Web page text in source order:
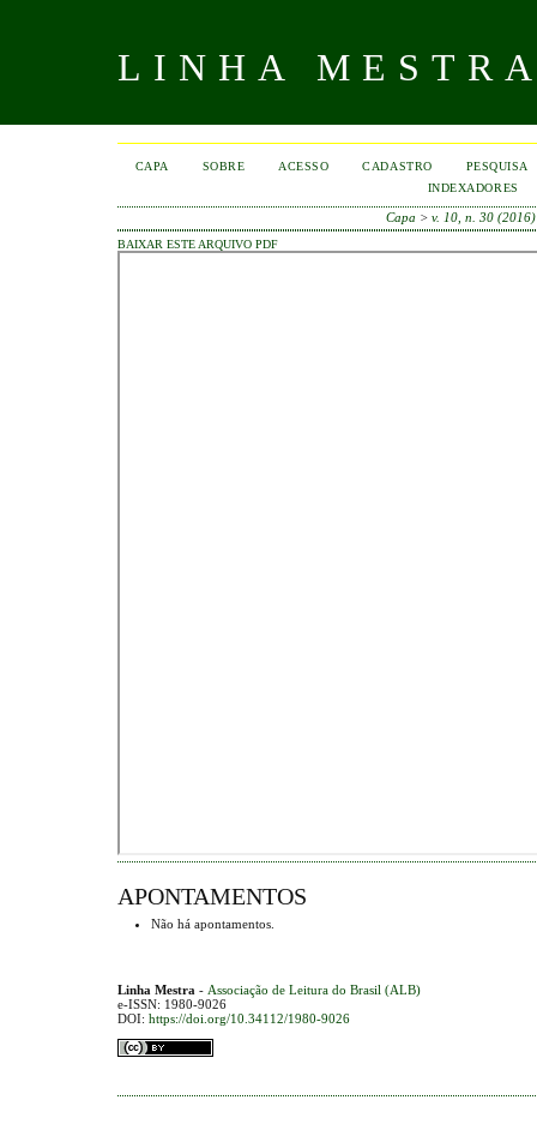
LINHA
CAPA SOBRE ACESSO CADASTRO
PESQUISA
INDEXADORES
Capa >v. 10, n. 30 (2016)
BAIXAR ESTE ARQUIVO PDF
APONTAMENTOS
Não há apontamentos.
Linha Mestra - Associação de Leitura do Brasil (ALB)
e-ISSN: 1980-9026
DOI: https://doi.org/10.34112/1980-9026